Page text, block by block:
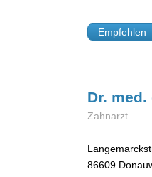
Empfehlen
Dr.
Zahnarzt
86609